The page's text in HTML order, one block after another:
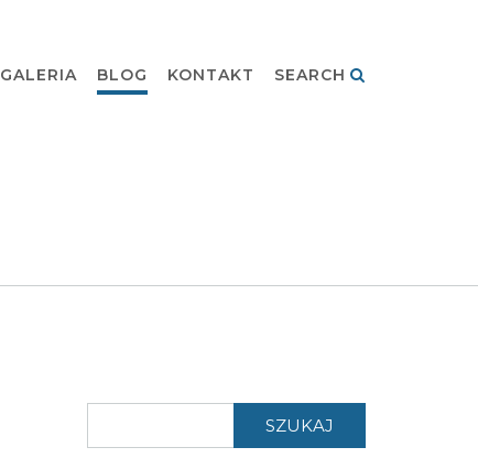
GALERIA BLOG KONTAKT SEARCH
SZUKAJ